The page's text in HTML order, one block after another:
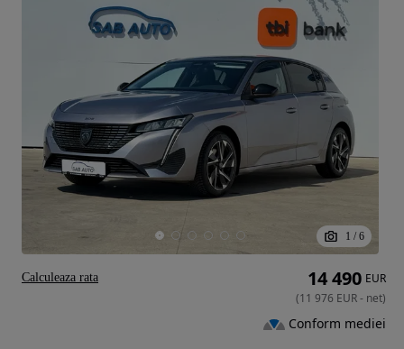
1 / 6
14 490 EUR
(11 976 EUR- net)
Conform mediei
Calculeaza rata